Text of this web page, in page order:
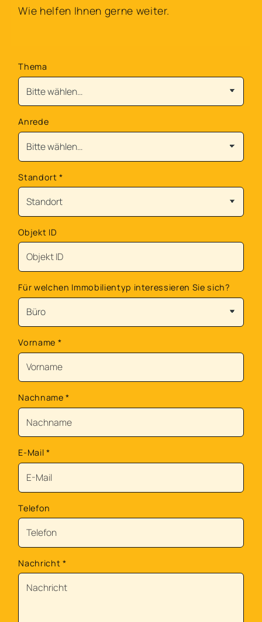
Wie helfen Ihnen gerne weiter.
Thema
Anrede
Standort*
Objekt ID
Für welchen Immobilientyp interessieren Sie sich?
Vorname *
Nachname*
E-Mail *
Telefon
Nachricht *